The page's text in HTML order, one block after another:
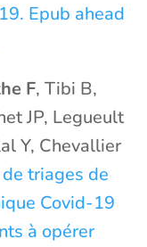
Epub ahead
F, Tibi B,
JP, Legueult
Y, Chevallier
triages de
Covid-19
à opérer